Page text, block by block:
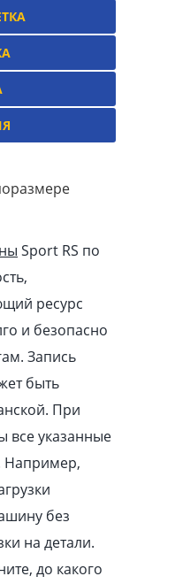
Sport RS по
ресурс
и безопасно
Запись
быть
При
все указанные
Например,
без
на детали.
до какого